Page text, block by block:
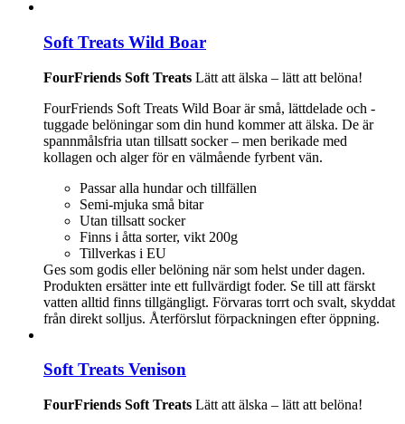
Soft Treats Wild Boar
FourFriends Soft Treats Lätt att älska – lätt att belöna!
FourFriends Soft Treats Wild Boar är små, lättdelade och -
tuggade belöningar som din hund kommer att älska. De är
spannmålsfria utan tillsatt socker – men berikade med
kollagen och alger för en välmående fyrbent vän.
Passar alla hundar och tillfällen
Semi-mjuka små bitar
Utan tillsatt socker
Finns i åtta sorter, vikt 200g
Tillverkas i EU
Ges som godis eller belöning när som helst under dagen.
Produkten ersätter inte ett fullvärdigt foder. Se till att färskt
vatten alltid finns tillgängligt. Förvaras torrt och svalt, skyddat
från direkt solljus. Återförslut förpackningen efter öppning.
Soft Treats Venison
FourFriends Soft Treats Lätt att älska – lätt att belöna!